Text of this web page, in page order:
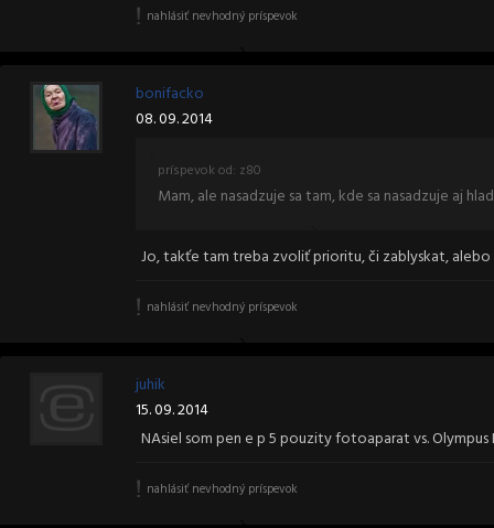
nahlásiť nevhodný príspevok
bonifacko
08. 09. 2014
príspevok od: z80
Mam, ale nasadzuje sa tam, kde sa nasadzuje aj
Jo, takťe tam treba zvoliť prioritu, či zablyskat,
nahlásiť nevhodný príspevok
juhik
15. 09. 2014
NAsiel som pen e p 5 pouzity fotoaparat vs.
nahlásiť nevhodný príspevok